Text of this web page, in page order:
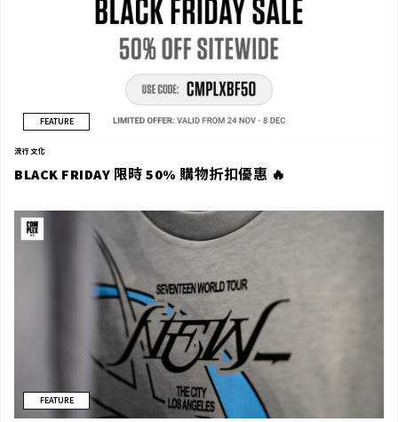
FEATURE
流行文化
BLACK FRIDAY 限時 50% 購物折扣優惠 🔥
FEATURE